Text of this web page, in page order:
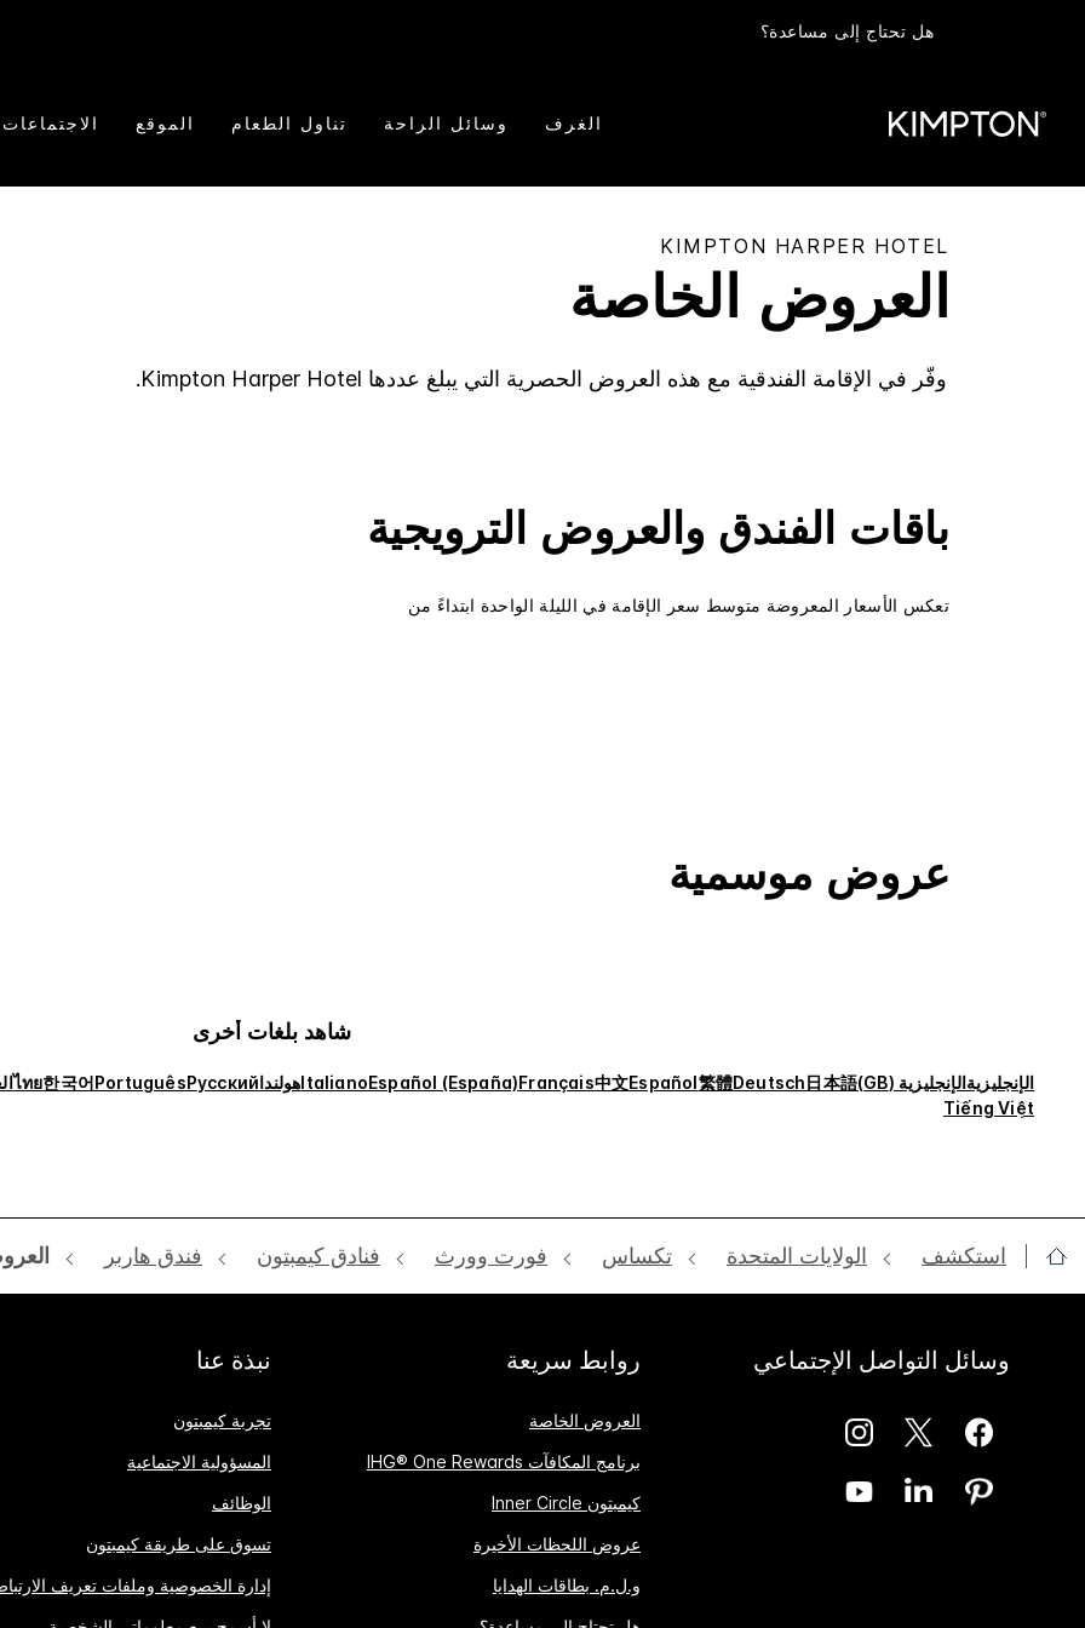
هل تحتاج إلى مساعدة؟
الغرف وسائل الراحة تناول الطعام الموقع الاجتماعات
KIMPTON HARPER HOTEL
العروض الخاصة
وفّر في الإقامة الفندقية مع هذه العروض الحصرية التي يبلغ عددها Kimpton Harper Hotel
.
باقات الفندق والعروض الترويجية
تعكس الأسعار المعروضة متوسط سعر الإقامة في الليلة الواحدة ابتداءً من
عروض موسمية
شاهد بلغات أخرى
الإنجليزيةالإنجليزية (GB) 日本語
Deutsch
繁體
Español
中文
Français
Español (España)
ItalianoهولنداРусский
Português
한국어
ไทย
Tiếng Việt
استكشف الولايات المتحدة تكساس فورت وورث فنادق كيمبتون فندق هاربر
وسائل التواصل الإجتماعي روابط سريعة
العروض الخاصة
برنامج المكافآت IHG® One Rewards
كيمبتون Inner Circle
عروض اللحظات الأخيرة
و.ل.م. بطاقات الهدايا
نبذة عنا
تجربة كيمبتون
المسؤولية الاجتماعية
الوظائف
تسوق على طريقة كيمبتون
إدارة الخصوصية وملفات تعريف